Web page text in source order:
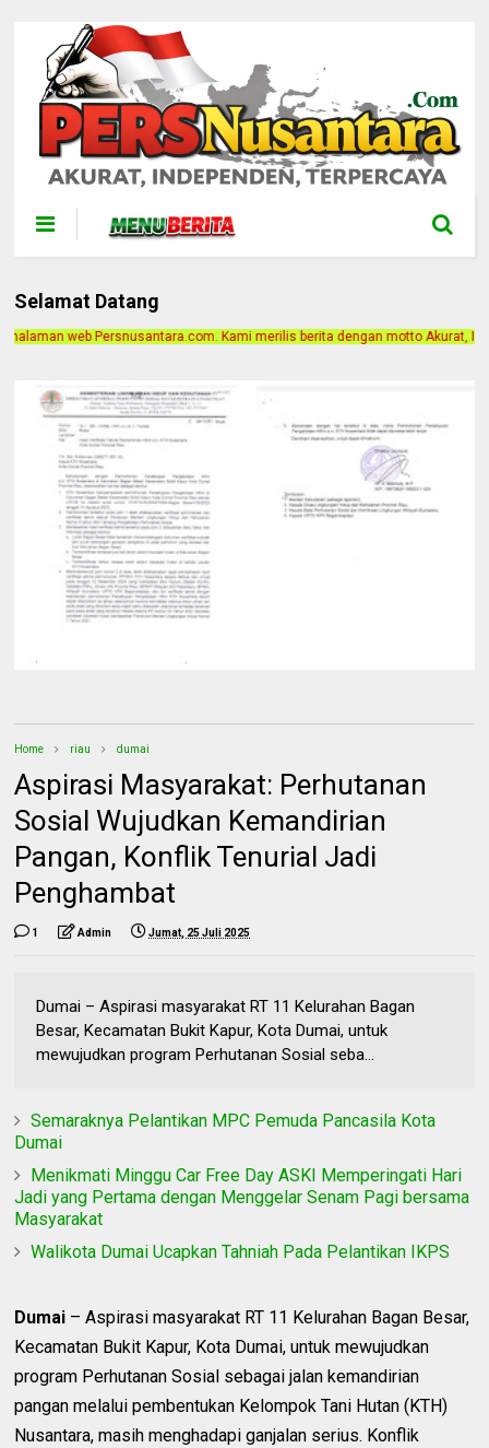
Selamat Datang
Kami merilis berita dengan motto Akurat, Independen, Terpercaya.
Home riau dumai
Aspirasi Masyarakat: Perhutanan
Sosial Wujudkan Kemandirian
Pangan, Konflik Tenurial Jadi
Penghambat
1 Admin Jumat, 25 Juli 2025
Dumai – Aspirasi masyarakat RT 11 Kelurahan Bagan
Besar, Kecamatan Bukit Kapur, Kota Dumai, untuk
mewujudkan program Perhutanan Sosial seba...
Semaraknya Pelantikan MPC Pemuda Pancasila Kota
Dumai
Menikmati Minggu Car Free Day ASKI Memperingati Hari
Jadi yang Pertama dengan Menggelar Senam Pagi bersama
Masyarakat
Walikota Dumai Ucapkan Tahniah Pada Pelantikan IKPS
Dumai – Aspirasi masyarakat RT 11 Kelurahan Bagan Besar,
Kecamatan Bukit Kapur, Kota Dumai, untuk mewujudkan
program Perhutanan Sosial sebagai jalan kemandirian
pangan melalui pembentukan Kelompok Tani Hutan (KTH)
Nusantara, masih menghadapi ganjalan serius. Konflik